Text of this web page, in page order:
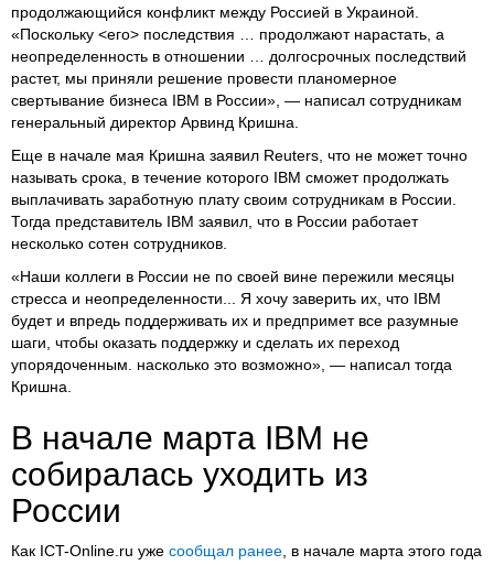
продолжающийся конфликт между Россией в Украиной.
«Поскольку <его> последствия … продолжают нарастать, а
неопределенность в отношении … долгосрочных последствий
растет, мы приняли решение провести планомерное
свертывание бизнеса IBM в России», — написал сотрудникам
генеральный директор Арвинд Кришна.
Еще в начале мая Кришна заявил Reuters, что не может точно
называть срока, в течение которого IBM сможет продолжать
выплачивать заработную плату своим сотрудникам в России.
Тогда представитель IBM заявил, что в России работает
несколько сотен сотрудников.
«Наши коллеги в России не по своей вине пережили месяцы
стресса и неопределенности... Я хочу заверить их, что IBM
будет и впредь поддерживать их и предпримет все разумные
шаги, чтобы оказать поддержку и сделать их переход
упорядоченным. насколько это возможно», — написал тогда
Кришна.
В начале марта IBM не
собиралась уходить из
России
Как ICT-Online.ru уже сообщал ранее , в начале марта этого года